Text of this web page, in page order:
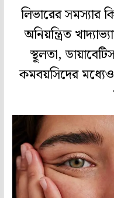
লিভারের সমস্যার
অনিয়ন্ত্রিত
স্থূলতা,
কমবয়সিদের মধ্যেও